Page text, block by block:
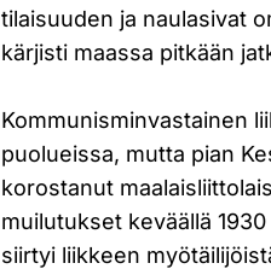
tilaisuuden ja naulasivat
kärjisti maassa pitkään
Kommunisminvastainen
puolueissa, mutta pian
korostanut
muilutukset keväällä
siirtyi liikkeen